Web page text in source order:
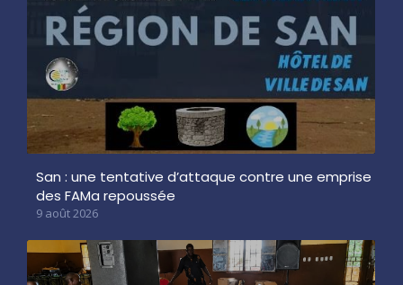
San : une tentative d’attaque contre une emprise
des FAMa repoussée
9 août 2026